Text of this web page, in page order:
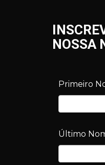
NOSSA
Primeiro
Último